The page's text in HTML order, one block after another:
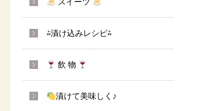
スイーツ
⁂漬け込みレシピ⁂
飲 物
漬けて美味しく♪